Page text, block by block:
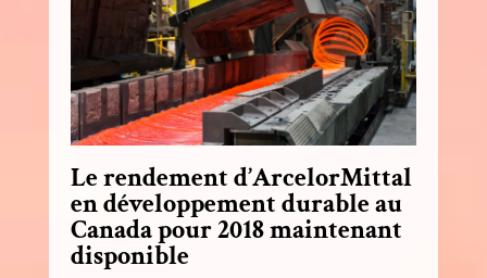
Le rendement d’ArcelorMittal
en développement durable au
Canada pour 2018 maintenant
disponible